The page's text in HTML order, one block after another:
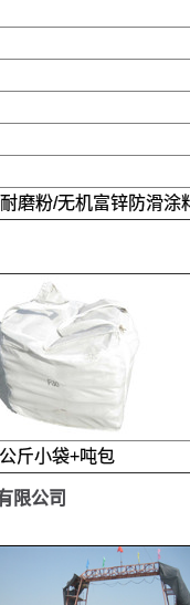
磨粉/无机富锌防滑涂
小袋+吨包
限公司